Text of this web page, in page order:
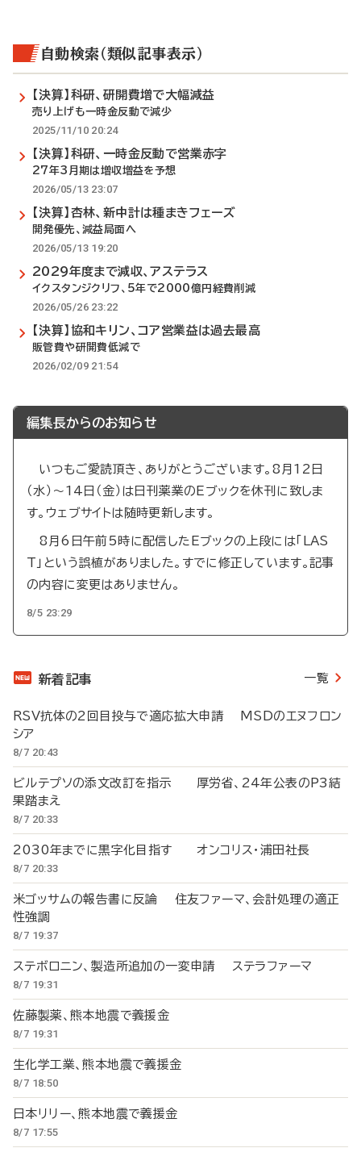
自動検索（類似記事表示）
【決算】科研、研開費増で大幅減益
売り上げも一時金反動で減少
2025/11/10 20:24
【決算】科研、一時金反動で営業赤字
27年3月期は増収増益を予想
2026/05/13 23:07
【決算】杏林、新中計は種まきフェーズ
開発優先、減益局面へ
2026/05/13 19:20
2029年度まで減収、アステラス
イクスタンジクリフ、5年で2000億円経費削減
2026/05/26 23:22
【決算】協和キリン、コア営業益は過去最高
販管費や研開費低減で
2026/02/09 21:54
編集長からのお知らせ
いつもご愛読頂き、ありがとうございます。8月12日
（水）～14日（金）は日刊薬業のEブックを休刊に致しま
す。ウェブサイトは随時更新します。
8月6日午前5時に配信したEブックの上段には「LAS
T」という誤植がありました。すでに修正しています。記事
の内容に変更はありません。
8/5 23:29
新着記事 一覧
RSV抗体の2回目投与で適応拡大申請 MSDのエヌフロン
シア
8/7 20:43
ビルテプソの添文改訂を指示 厚労省、24年公表のP3結
果踏まえ
8/7 20:33
2030年までに黒字化目指す オンコリス・浦田社長
8/7 20:33
米ゴッサムの報告書に反論 住友ファーマ、会計処理の適正
性強調
8/7 19:37
ステボロニン、製造所追加の一変申請 ステラファーマ
8/7 19:31
佐藤製薬、熊本地震で義援金
8/7 19:31
生化学工業、熊本地震で義援金
8/7 18:50
日本リリー、熊本地震で義援金
8/7 17:55